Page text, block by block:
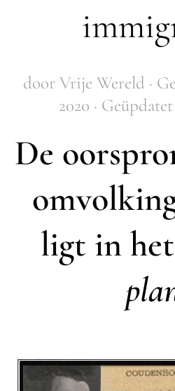
door Vrije Wereld ·
2020 ·
De
ligt in het